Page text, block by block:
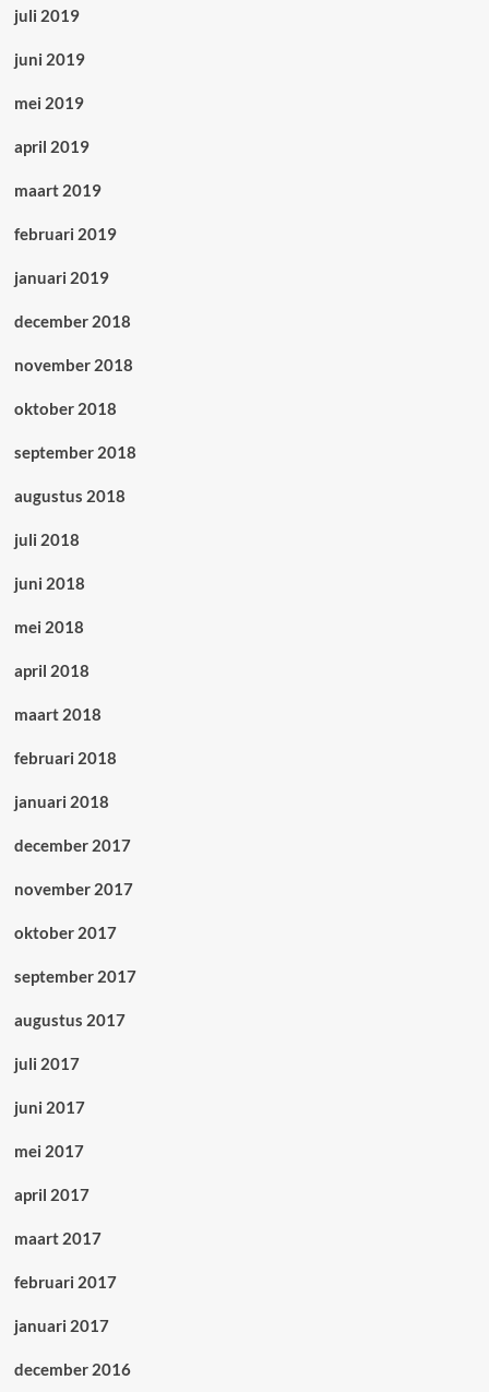
juli 2019
juni 2019
mei 2019
april 2019
maart 2019
februari 2019
januari 2019
december 2018
november 2018
oktober 2018
september 2018
augustus 2018
juli 2018
juni 2018
mei 2018
april 2018
maart 2018
februari 2018
januari 2018
december 2017
november 2017
oktober 2017
september 2017
augustus 2017
juli 2017
juni 2017
mei 2017
april 2017
maart 2017
februari 2017
januari 2017
december 2016